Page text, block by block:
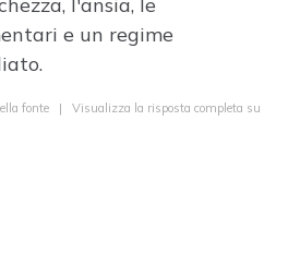
e un regime
fonte | Visualizza la risposta completa su